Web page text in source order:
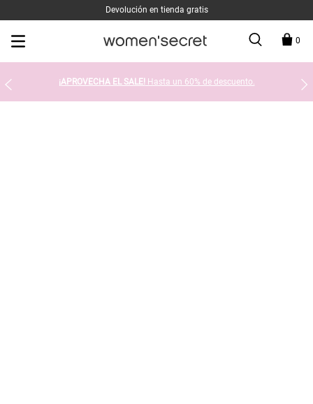
Devolución en tienda gratis
0
¡APROVECHA EL SALE! Hasta un 60% de descuento.